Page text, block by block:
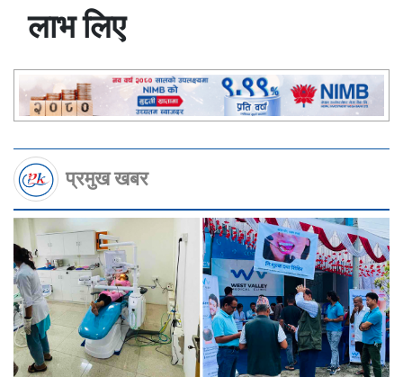
लाभ लिए
प्रमुख खबर